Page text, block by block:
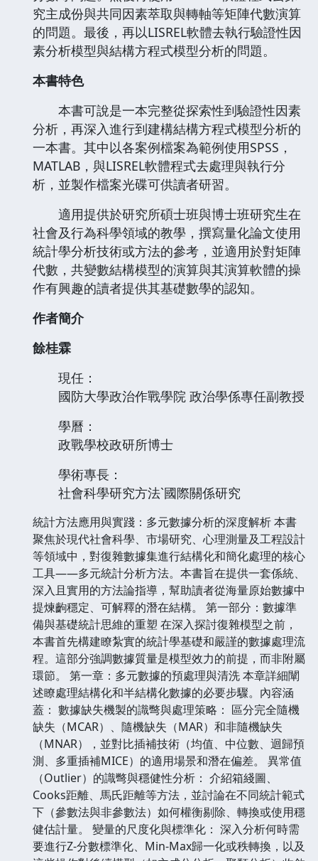
究主成份與共同因素萃取與轉軸等矩陣代數演算
的問題。最後，再以LISREL軟體去執行驗證性因
素分析模型與結構方程式模型分析的問題。
本書特色
本書可說是一本完整從探索性到驗證性因素
分析，再深入進行到建構結構方程式模型分析的
一本書。其中以各案例檔案為範例使用SPSS，
MATLAB，與LISREL軟體程式去處理與執行分
析，並製作檔案光碟可供讀者研習。
適用提供於研究所碩士班與博士班研究生在
社會及行為科學領域的教學，撰寫量化論文使用
統計學分析技術或方法的參考，並適用於對矩陣
代數，共變數結構模型的演算與其演算軟體的操
作有興趣的讀者提供其基礎數學的認知。
作者簡介
餘桂霖
現任：
國防大學政治作戰學院 政治學係專任副教授
學曆：
政戰學校政研所博士
學術專長：
社會科學研究方法ˋ國際關係研究
統計方法應用與實踐：多元數據分析的深度解析 本書
聚焦於現代社會科學、市場研究、心理測量及工程設計
等領域中，對復雜數據集進行結構化和簡化處理的核心
工具——多元統計分析方法。本書旨在提供一套係統、
深入且實用的方法論指導，幫助讀者從海量原始數據中
提煉齣穩定、可解釋的潛在結構。 第一部分：數據準
備與基礎統計思維的重塑 在深入探討復雜模型之前，
本書首先構建瞭紮實的統計學基礎和嚴謹的數據處理流
程。這部分強調數據質量是模型效力的前提，而非附屬
環節。 第一章：多元數據的預處理與清洗 本章詳細闡
述瞭處理結構化和半結構化數據的必要步驟。內容涵
蓋： 數據缺失機製的識彆與處理策略： 區分完全隨機
缺失（MCAR）、隨機缺失（MAR）和非隨機缺失
（MNAR），並對比插補技術（均值、中位數、迴歸預
測、多重插補MICE）的適用場景和潛在偏差。 異常值
（Outlier）的識彆與穩健性分析： 介紹箱綫圖、
Cooks距離、馬氏距離等方法，並討論在不同統計範式
下（參數法與非參數法）如何權衡剔除、轉換或使用穩
健估計量。 變量的尺度化與標準化： 深入分析何時需
要進行Z-分數標準化、Min-Max歸一化或秩轉換，以及